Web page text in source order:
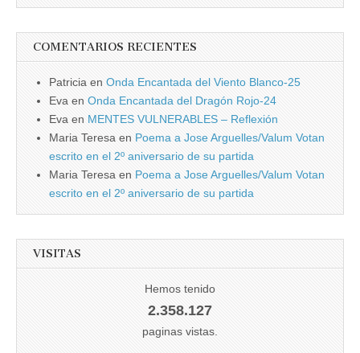
COMENTARIOS RECIENTES
Patricia en Onda Encantada del Viento Blanco-25
Eva en Onda Encantada del Dragón Rojo-24
Eva en MENTES VULNERABLES – Reflexión
Maria Teresa en Poema a Jose Arguelles/Valum Votan
escrito en el 2º aniversario de su partida
Maria Teresa en Poema a Jose Arguelles/Valum Votan
escrito en el 2º aniversario de su partida
VISITAS
Hemos tenido
2.358.127
paginas vistas.